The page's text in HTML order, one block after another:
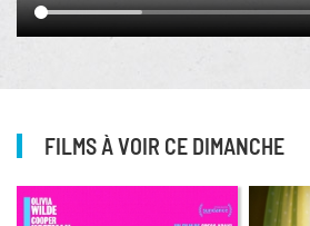
FILMS À VOIR CE DIMANCHE